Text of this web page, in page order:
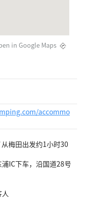
in Google Maps
accommo
梅田出发约1小时30
IC下车，沿国道28号